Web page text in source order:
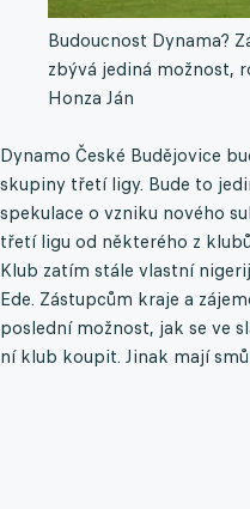
Budoucnost Dynama?
zbývá jediná možnost,
Honza Ján
Dynamo České Budějovice
skupiny třetí ligy. Bude to
spekulace o vzniku nového
třetí ligu od některého z
Klub zatím stále vlastní
Ede. Zástupcům kraje a
poslední možnost, jak se ve
ní klub koupit. Jinak mají